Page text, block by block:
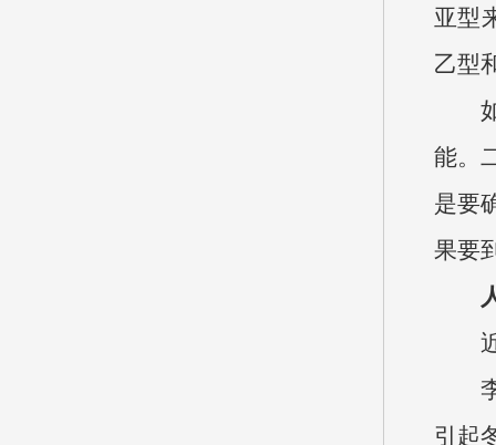
亚型
乙型
能。
是要
果要
引起